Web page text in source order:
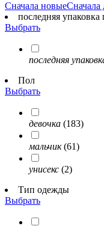
Сначала новыеСначала
последняя упаковка
Выбрать
последняя
Пол
Выбрать
девочка (183)
мальчик(61)
унисекс (2)
Тип одежды
Выбрать